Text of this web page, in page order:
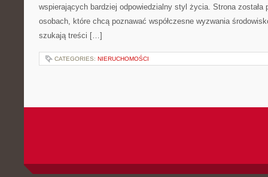
wspierających bardziej odpowiedzialny styl życia. Strona została
osobach, które chcą poznawać współczesne wyzwania
szukają treści […]
CATEGORIES: NIERUCHOMOŚCI